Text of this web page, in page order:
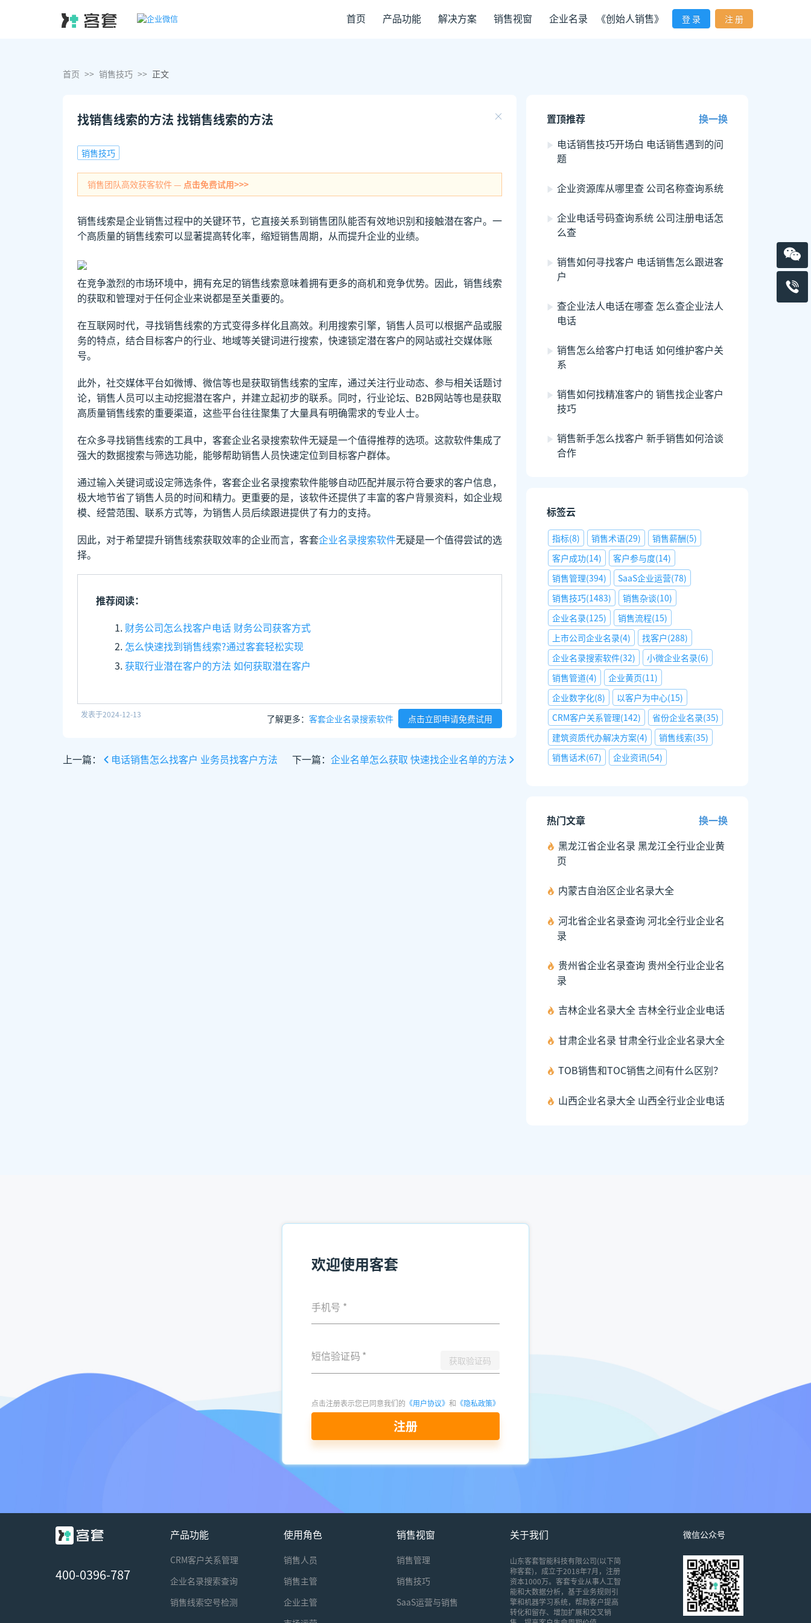
首页 产品功能 解决方案 销售视窗 企业名录 《创始人销售》 登 录 注 册
首页 >> 销售技巧 >> 正文
找销售线索的方法 找销售线索的方法
销售技巧
销售团队高效获客软件 — 点击免费试用>>>
销售线索是企业销售过程中的关键环节，它直接关系到销售团队能否有效地识别和接触潜在客户。一
个高质量的销售线索可以显著提高转化率，缩短销售周期，从而提升企业的业绩。
在竞争激烈的市场环境中，拥有充足的销售线索意味着拥有更多的商机和竞争优势。因此，销售线索
的获取和管理对于任何企业来说都是至关重要的。
在互联网时代，寻找销售线索的方式变得多样化且高效。利用搜索引擎，销售人员可以根据产品或服
务的特点，结合目标客户的行业、地域等关键词进行搜索，快速锁定潜在客户的网站或社交媒体账
号。
此外，社交媒体平台如微博、微信等也是获取销售线索的宝库，通过关注行业动态、参与相关话题讨
论，销售人员可以主动挖掘潜在客户，并建立起初步的联系。同时，行业论坛、B2B网站等也是获取
高质量销售线索的重要渠道，这些平台往往聚集了大量具有明确需求的专业人士。
在众多寻找销售线索的工具中，客套企业名录搜索软件无疑是一个值得推荐的选项。这款软件集成了
强大的数据搜索与筛选功能，能够帮助销售人员快速定位到目标客户群体。
通过输入关键词或设定筛选条件，客套企业名录搜索软件能够自动匹配并展示符合要求的客户信息，
极大地节省了销售人员的时间和精力。更重要的是，该软件还提供了丰富的客户背景资料，如企业规
模、经营范围、联系方式等，为销售人员后续跟进提供了有力的支持。
因此，对于希望提升销售线索获取效率的企业而言，客套企业名录搜索软件无疑是一个值得尝试的选
择。
推荐阅读：
财务公司怎么找客户电话 财务公司获客方式
怎么快速找到销售线索?通过客套轻松实现
获取行业潜在客户的方法 如何获取潜在客户
发表于2024-12-13 了解更多： 客套企业名录搜索软件 点击立即申请免费试用
上一篇： 电话销售怎么找客户 业务员找客户方法 下一篇： 企业名单怎么获取 快速找企业名单的方法
置顶推荐
换一换
电话销售技巧开场白 电话销售遇到的问
题
企业资源库从哪里查 公司名称查询系统
企业电话号码查询系统 公司注册电话怎
么查
销售如何寻找客户 电话销售怎么跟进客
户
查企业法人电话在哪查 怎么查企业法人
电话
销售怎么给客户打电话 如何维护客户关
系
销售如何找精准客户的 销售找企业客户
技巧
销售新手怎么找客户 新手销售如何洽谈
合作
标签云
指标(8) 销售术语(29) 销售薪酬(5)
客户成功(14) 客户参与度(14)
销售管理(394) SaaS企业运营(78)
销售技巧(1483) 销售杂谈(10)
企业名录(125) 销售流程(15)
上市公司企业名录(4) 找客户(288)
企业名录搜索软件(32) 小微企业名录(6)
销售管道(4) 企业黄页(11)
企业数字化(8) 以客户为中心(15)
CRM客户关系管理(142) 省份企业名录(35)
建筑资质代办解决方案(4) 销售线索(35)
销售话术(67) 企业资讯(54)
热门文章
换一换
黑龙江省企业名录 黑龙江全行业企业黄
页
内蒙古自治区企业名录大全
河北省企业名录查询 河北全行业企业名
录
贵州省企业名录查询 贵州全行业企业名
录
吉林企业名录大全 吉林全行业企业电话
甘肃企业名录 甘肃全行业企业名录大全
TOB销售和TOC销售之间有什么区别？
山西企业名录大全 山西全行业企业电话
欢迎使用客套
手机号 *
短信验证码 * 获取验证码
点击注册表示您已同意我们的 《用户协议》 和 《隐私政策》
注册
400-0396-787
产品功能
CRM客户关系管理
企业名录搜索查询
销售线索空号检测
使用角色
销售人员
销售主管
企业主管
销售视窗
销售管理
销售技巧
SaaS运营与销售
关于我们
山东客套智能科技有限公司(以下简
称客套)，成立于2018年7月，注册
资本1000万。客套专业从事人工智
能和大数据分析，基于业务规则引
擎和机器学习系统，帮助客户提高
转化和留存、增加扩展和交叉销
微信公众号